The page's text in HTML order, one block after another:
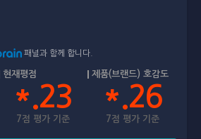
패널과 함께 합니다.
현재평점
*.23
7점 평가 기준
제품(브랜드) 호감도
*.26
7점 평가 기준